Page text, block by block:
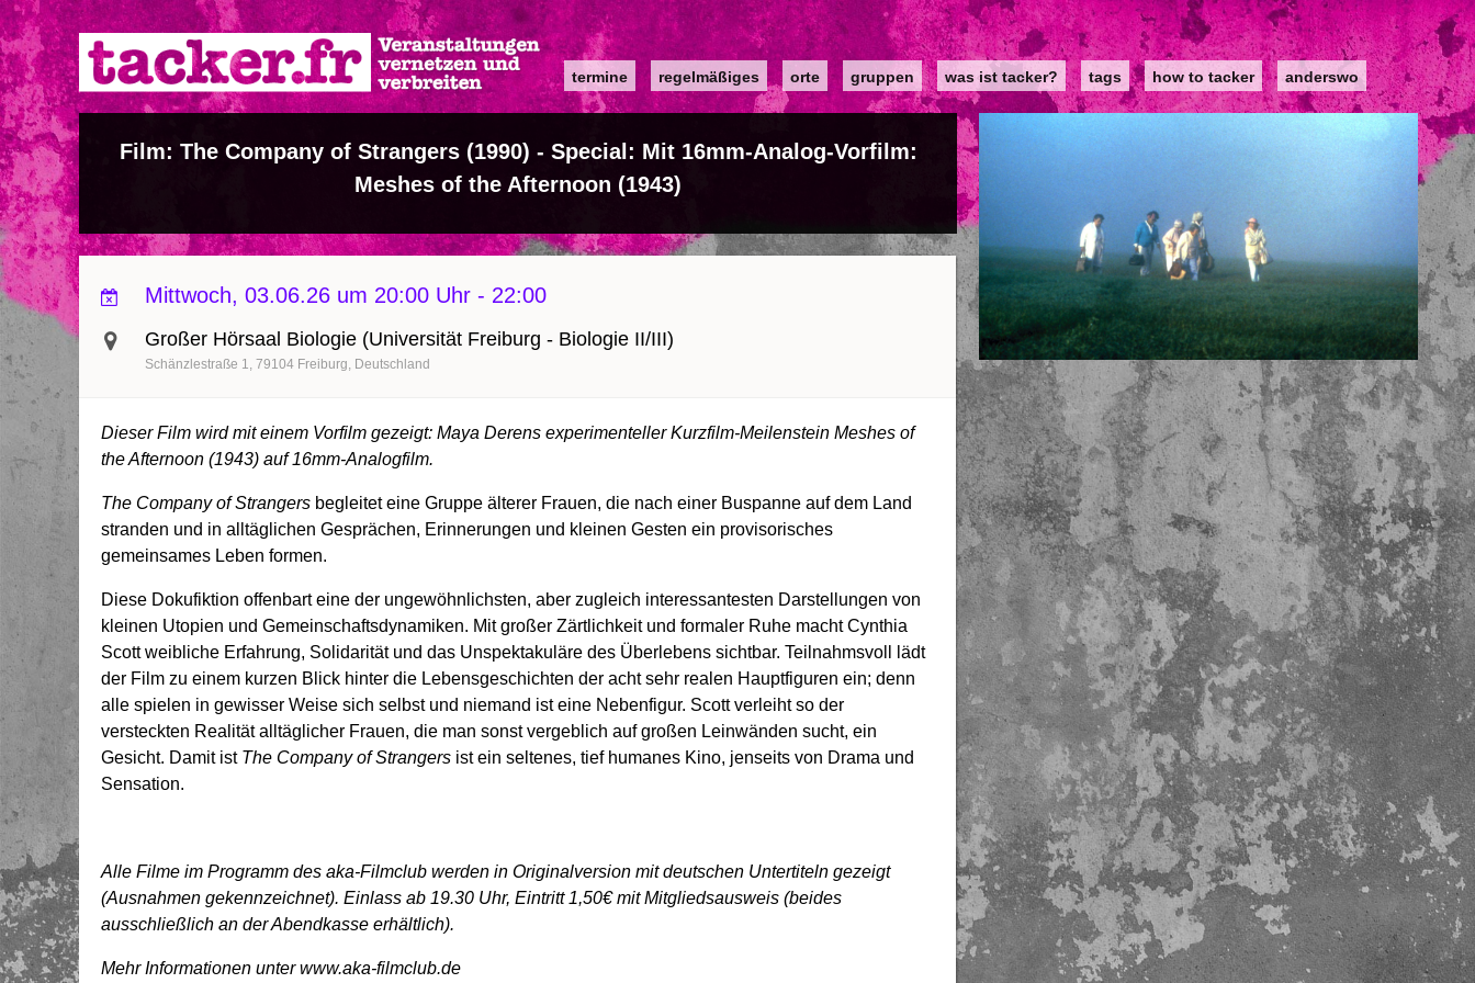
Direkt
zum
Inhalt
Main
navigation
termine regelmäßiges orte gruppen was ist tacker? tags how to tacker anderswo
Film: The Company of Strangers (1990) - Special: Mit 16mm-Analog-Vorfilm:
Meshes of the Afternoon (1943)
Mittwoch, 03.06.26 um 20:00 Uhr - 22:00
Großer Hörsaal Biologie (Universität Freiburg - Biologie II/III)
Schänzlestraße 1 79104 Freiburg Deutschland
Dieser Film wird mit einem Vorfilm gezeigt: Maya Derens experimenteller Kurzfilm-Meilenstein Meshes of
the Afternoon (1943) auf 16mm-Analogfilm.
The Company of Strangers begleitet eine Gruppe älterer Frauen, die nach einer Buspanne auf dem Land
stranden und in alltäglichen Gesprächen, Erinnerungen und kleinen Gesten ein provisorisches
gemeinsames Leben formen.
Diese Dokufiktion offenbart eine der ungewöhnlichsten, aber zugleich interessantesten Darstellungen von
kleinen Utopien und Gemeinschaftsdynamiken. Mit großer Zärtlichkeit und formaler Ruhe macht Cynthia
Scott weibliche Erfahrung, Solidarität und das Unspektakuläre des Überlebens sichtbar. Teilnahmsvoll lädt
der Film zu einem kurzen Blick hinter die Lebensgeschichten der acht sehr realen Hauptfiguren ein; denn
alle spielen in gewisser Weise sich selbst und niemand ist eine Nebenfigur. Scott verleiht so der
versteckten Realität alltäglicher Frauen, die man sonst vergeblich auf großen Leinwänden sucht, ein
Gesicht. Damit ist The Company of Strangers ist ein seltenes, tief humanes Kino, jenseits von Drama und
Sensation.
Alle Filme im Programm des aka-Filmclub werden in Originalversion mit deutschen Untertiteln gezeigt
(Ausnahmen gekennzeichnet). Einlass ab 19.30 Uhr, Eintritt 1,50€ mit Mitgliedsausweis (beides
ausschließlich an der Abendkasse erhältlich).
Mehr Informationen unter www.aka-filmclub.de